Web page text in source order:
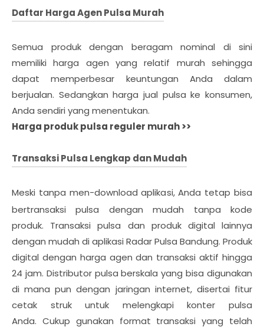
Daftar Harga Agen Pulsa Murah
Semua produk dengan beragam nominal di sini
memiliki harga agen yang relatif murah sehingga
dapat memperbesar keuntungan Anda dalam
berjualan. Sedangkan harga jual pulsa ke konsumen,
Anda sendiri yang menentukan.
Harga produk pulsa reguler murah >>
Transaksi Pulsa Lengkap dan Mudah
Meski tanpa men-download aplikasi, Anda tetap bisa
bertransaksi pulsa dengan mudah tanpa kode
produk. Transaksi pulsa dan produk digital lainnya
dengan mudah di aplikasi Radar Pulsa Bandung. Produk
digital dengan harga agen dan transaksi aktif hingga
24 jam. Distributor pulsa berskala yang bisa digunakan
di mana pun dengan jaringan internet, disertai fitur
cetak struk untuk melengkapi konter pulsa
Anda. Cukup gunakan format transaksi yang telah